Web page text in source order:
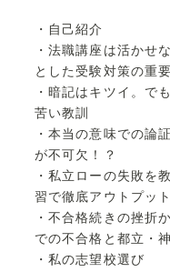
・自己紹介
・法職講座は活かせ
とした受験対策の重
・暗記はキツイ。で
苦い教訓
・本当の意味での論
が不可欠！？
・私立ローの失敗を
習で徹底アウトプット
・不合格続きの挫折
での不合格と都立・
・私の志望校選び